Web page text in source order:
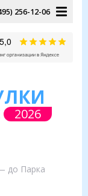
256-12-06
2026
до Парка